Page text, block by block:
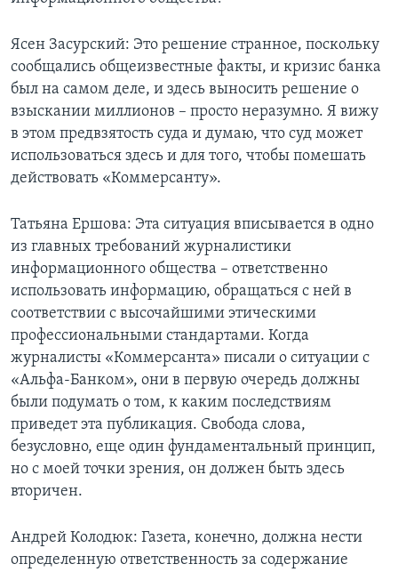
Ясен Засурский: Это решение странное, поскольку
сообщались общеизвестные факты, и кризис банка
был на самом деле, и здесь выносить решение о
взыскании миллионов – просто неразумно. Я вижу
в этом предвзятость суда и думаю, что суд может
использоваться здесь и для того, чтобы помешать
действовать «Коммерсанту».
Татьяна Ершова: Эта ситуация вписывается в одно
из главных требований журналистики
информационного общества – ответственно
использовать информацию, обращаться с ней в
соответствии с высочайшими этическими
профессиональными стандартами. Когда
журналисты «Коммерсанта» писали о ситуации с
«Альфа-Банком», они в первую очередь должны
были подумать о том, к каким последствиям
приведет эта публикация. Свобода слова,
безусловно, еще один фундаментальный принцип,
но с моей точки зрения, он должен быть здесь
вторичен.
Андрей Колодюк: Газета, конечно, должна нести
определенную ответственность за содержание